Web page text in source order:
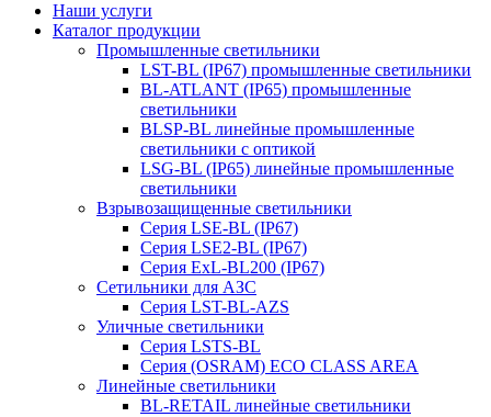
Наши услуги
Каталог продукции
Промышленные светильники
LST-BL (IP67) промышленные светильники
BL-ATLANT (IP65) промышленные
светильники
BLSP-BL линейные промышленные
светильники с оптикой
LSG-BL (IP65) линейные промышленные
светильники
Взрывозащищенные светильники
Серия LSE-BL (IP67)
Серия LSE2-BL (IP67)
Серия ExL-BL200 (IP67)
Сетильники для АЗС
Серия LST-BL-AZS
Уличные светильники
Серия LSTS-BL
Серия (ОSRAM) ECO CLASS AREA
Линейные светильники
BL-RETAIL линейные светильники